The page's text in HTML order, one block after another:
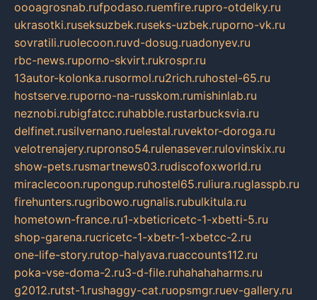
oooagrosnab.rufpodaso.ruemfire.rupro-otdelky.ru
ukrasotki.ruseksuzbek.ruseks-uzbek.ruporno-vk.ru
sovratili.ruolecoon.ruvd-dosug.ruadonyev.ru
rbc-news.ruporno-skvirt.rukrospr.ru
13autor-kolonka.rusormol.ru2rich.ruhostel-65.ru
hostserve.ruporno-na-russkom.rumishinlab.ru
neznobi.rubigfatcc.ruhabble.rustarbucksvia.ru
delfinet.rusilvernano.ruelestal.ruvektor-doroga.ru
velotrenajery.rupronso54.rulenasever.rulovinskix.ru
show-pets.rusmartnews03.rudiscofoxworld.ru
miraclecoon.rupongup.ruhostel65.ruliura.ruglasspb.ru
firehunters.rugribowo.rugnalis.rubulkitula.ru
hometown-france.ru1-xbeticricetc-1-xbetti-5.ru
shop-garena.rucricetc-1-xbetr-1-xbetcc-2.ru
one-life-story.rutop-halyava.ruaccounts112.ru
poka-vse-doma-2.ru3-d-file.ruhahahaharms.ru
g2012.rutst-1.rushaggy-cat.ruopsmgr.ruev-gallery.ru